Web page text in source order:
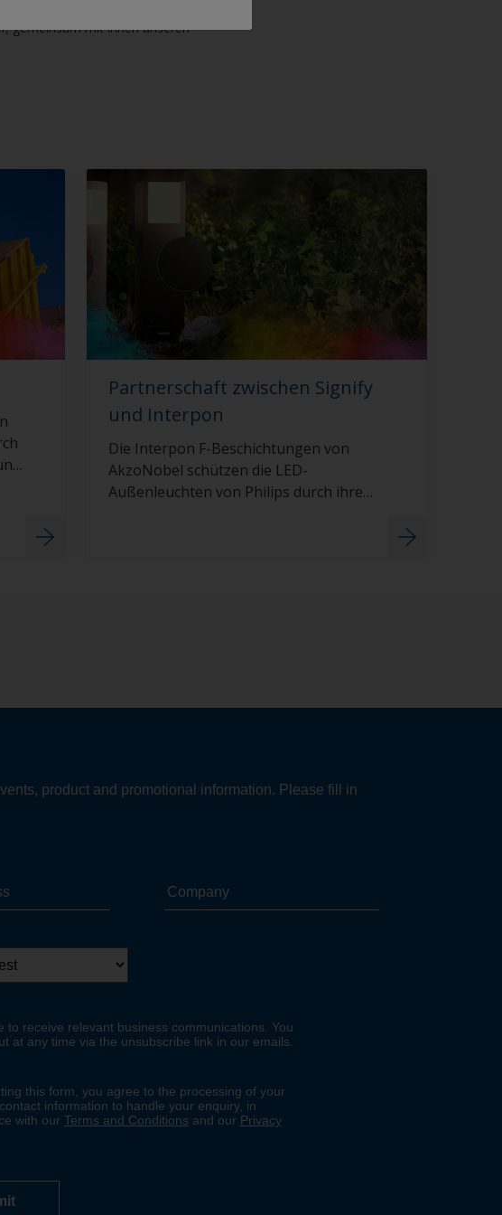
gemeinsam mit ihnen unseren
Partnerschaft zwischen Signify
und Interpon
Die Interpon F-Beschichtungen von
AkzoNobel schützen die LED-
Außenleuchten von Philips durch ihre